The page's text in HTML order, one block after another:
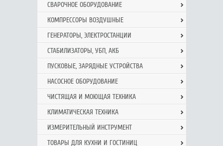
СВАРОЧНОЕ ОБОРУДОВАНИЕ
КОМПРЕССОРЫ ВОЗДУШНЫЕ
ГЕНЕРАТОРЫ, ЭЛЕКТРОСТАНЦИИ
СТАБИЛИЗАТОРЫ, УБП, АКБ
ПУСКОВЫЕ, ЗАРЯДНЫЕ УСТРОЙСТВА
НАСОСНОЕ ОБОРУДОВАНИЕ
ЧИСТЯЩАЯ И МОЮЩАЯ ТЕХНИКА
КЛИМАТИЧЕСКАЯ ТЕХНИКА
ИЗМЕРИТЕЛЬНЫЙ ИНСТРУМЕНТ
ТОВАРЫ ДЛЯ КУХНИ И ГОСТИНИЦ